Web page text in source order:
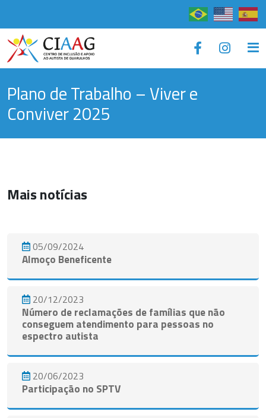
×
Plano de Trabalho – Viver e
Conviver 2025
Mais notícias
05/09/2024
Almoço Beneficente
20/12/2023
Número de reclamações de famílias que não
conseguem atendimento para pessoas no
espectro autista
20/06/2023
Participação no SPTV